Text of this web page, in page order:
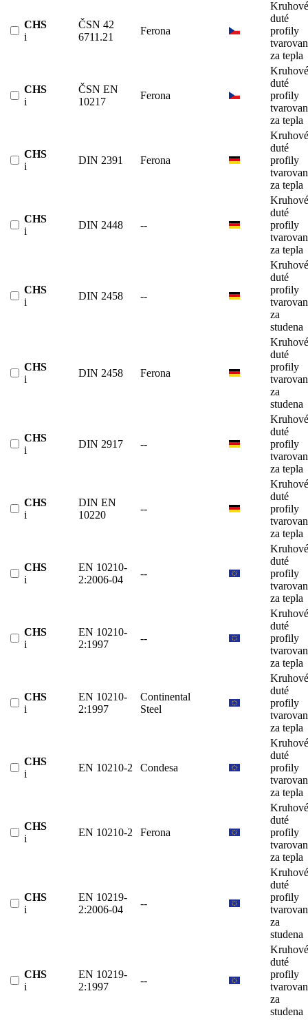
CHS
i
ČSN 42
6711.21
Ferona
Kruhové
duté
profily
za tepla
CHS
i
ČSN EN
10217
Ferona
Kruhové
duté
profily
za tepla
CHS
i
DIN 2391 Ferona
Kruhové
duté
profily
za tepla
CHS
i
DIN 2448 --
Kruhové
duté
profily
za tepla
CHS
i
DIN 2458 --
Kruhové
duté
profily
za
studena
CHS
i
DIN 2458 Ferona
Kruhové
duté
profily
za
studena
CHS
i
DIN 2917 --
Kruhové
duté
profily
za tepla
CHS
i
DIN EN
10220
--
Kruhové
duté
profily
za tepla
CHS
i
EN 10210-
2:2006-04
--
Kruhové
duté
profily
za tepla
CHS
i
EN 10210-
2:1997
--
Kruhové
duté
profily
za tepla
CHS
i
EN 10210-
2:1997
Continental
Steel
Kruhové
duté
profily
za tepla
CHS
i
EN 10210-2 Condesa
Kruhové
duté
profily
za tepla
CHS
i
EN 10210-2 Ferona
Kruhové
duté
profily
za tepla
CHS
i
EN 10219-
2:2006-04
--
Kruhové
duté
profily
za
studena
CHS
i
EN 10219-
2:1997
--
Kruhové
duté
profily
za
studena